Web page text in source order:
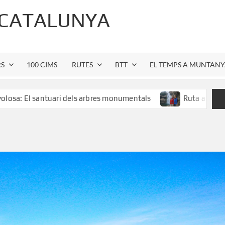
100 CIMS RUTES BTT EL TEMPS A
dels arbres monumentals Ruta al Salt de Sallent: